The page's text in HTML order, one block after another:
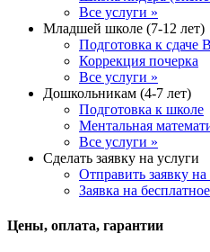
Все услуги »
Младшей школе (7-12 лет)
Подготовка к сдаче
Коррекция почерка
Все услуги »
Дошкольникам (4-7 лет)
Подготовка к школе
Ментальная
Все услуги »
Сделать заявку на услуги
Отправить заявку
Заявка на
Цены, оплата, гарантии